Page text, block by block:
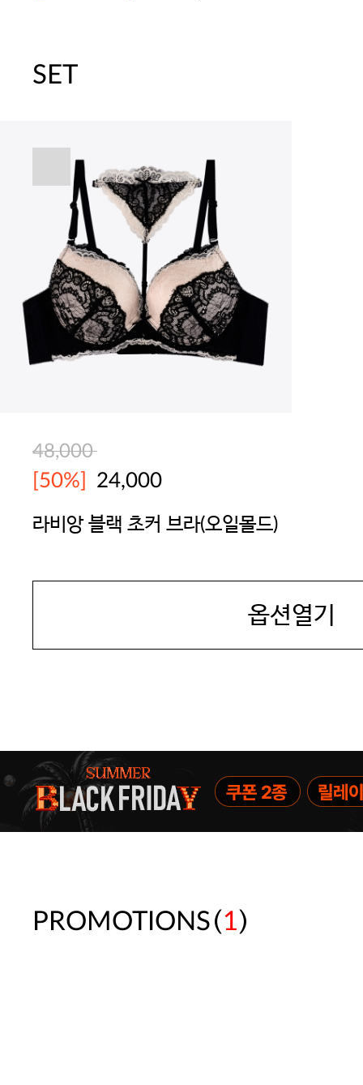
[썸머블프] 1만원 할인 쿠폰(8.1~31)
SET
48,000
[50%] 24,000
라비앙 블랙 초커 브라(오일몰드)
옵션열기
PROMOTIONS(1)